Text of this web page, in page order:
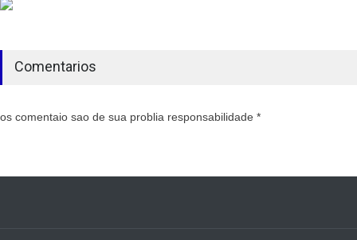
Comentarios
os comentaio sao de sua problia responsabilidade *